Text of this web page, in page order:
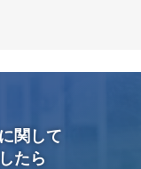
関して
たら